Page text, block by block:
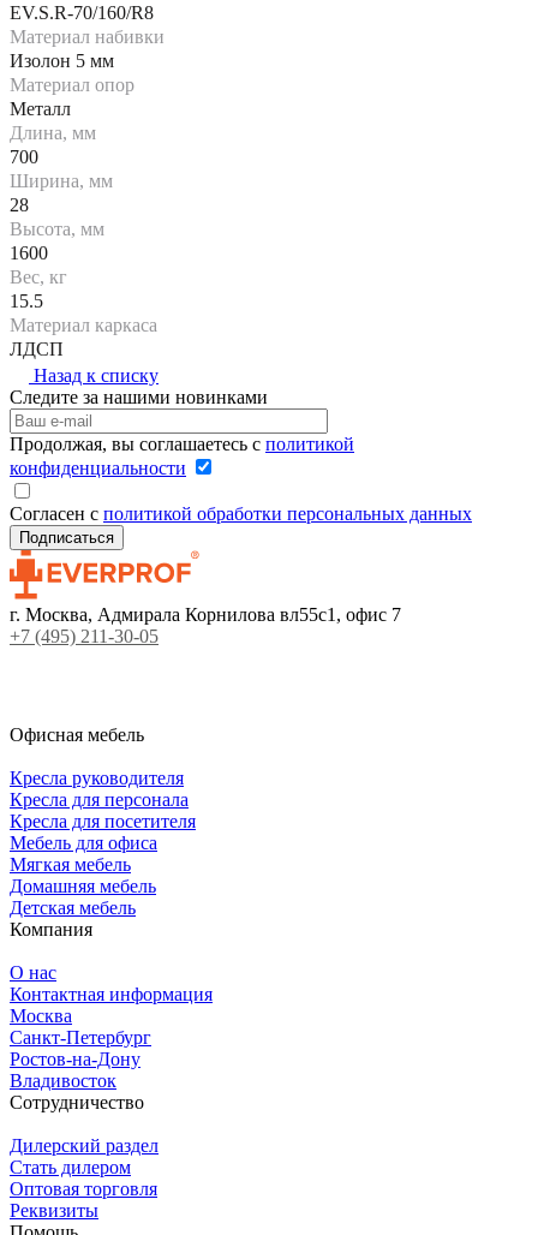
EV.S.R-70/160/R8
Материал набивки
Изолон 5 мм
Материал опор
Металл
Длина, мм
700
Ширина, мм
28
Высота, мм
1600
Вес, кг
15.5
Материал каркаса
ЛДСП
Назад к списку
Следите за нашими новинками
Продолжая, вы соглашаетесь с политикой
конфиденциальности
Согласен с политикой обработки персональных данных
г. Москва, Адмирала Корнилова вл55с1, офис 7
+7 (495) 211-30-05
Офисная мебель
Кресла руководителя
Кресла для персонала
Кресла для посетителя
Мебель для офиса
Мягкая мебель
Домашняя мебель
Детская мебель
Компания
О нас
Контактная информация
Москва
Санкт-Петербург
Ростов-на-Дону
Владивосток
Сотрудничество
Дилерский раздел
Стать дилером
Оптовая торговля
Реквизиты